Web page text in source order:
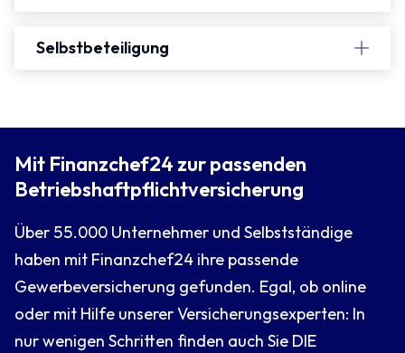
Selbstbeteiligung
Mit Finanzchef24 zur passenden
Betriebshaftpflicht­versicherung
Über 55.000 Unternehmer und Selbstständige
haben mit Finanzchef24 ihre passende
Gewerbeversicherung gefunden. Egal, ob online
oder mit Hilfe unserer Versicherungsexperten: In
nur wenigen Schritten finden auch Sie DIE